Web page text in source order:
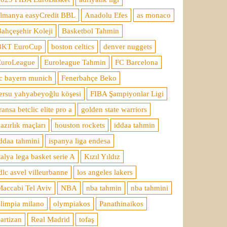
easyCredit BBL
Anadolu Efes
as monaco
Koleji
Basketbol Tahmin
EuroCup
boston celtics
denver nuggets
Euroleague Tahmin
FC Barcelona
bayern munich
Fenerbahçe Beko
yahyabeyoğlu köşesi
FIBA Şampiyonlar Ligi
betclic elite pro a
golden state warriors
maçları
houston rockets
iddaa tahmin
tahmini
ispanya liga endesa
lega basket serie A
Kızıl Yıldız
asvel villeurbanne
los angeles lakers
Tel Aviv
NBA nba tahmin
nba tahmini
milano
olympiakos
Panathinaikos
Real Madrid tofaş